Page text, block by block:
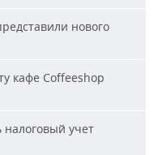
нового
кафе Coffeeshop
учет